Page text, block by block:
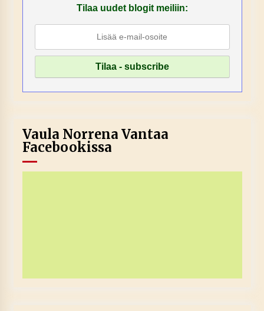
Tilaa uudet blogit meiliin:
Vaula Norrena Vantaa
Facebookissa